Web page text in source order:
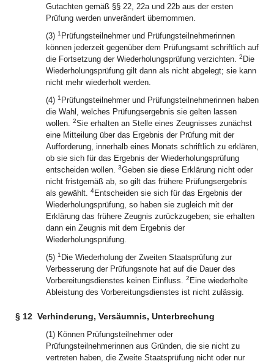
Gutachten gemäß §§ 22, 22a und 22b aus der ersten
Prüfung werden unverändert übernommen.
(3) 1 Prüfungsteilnehmer und Prüfungsteilnehmerinnen
können jederzeit gegenüber dem Prüfungsamt schriftlich auf
die Fortsetzung der Wiederholungsprüfung verzichten. 2 Die
Wiederholungsprüfung gilt dann als nicht abgelegt; sie kann
nicht mehr wiederholt werden.
(4) 1 Prüfungsteilnehmer und Prüfungsteilnehmerinnen haben
die Wahl, welches Prüfungsergebnis sie gelten lassen
wollen. 2Sie erhalten an Stelle eines Zeugnisses zunächst
eine Mitteilung über das Ergebnis der Prüfung mit der
Aufforderung, innerhalb eines Monats schriftlich zu erklären,
ob sie sich für das Ergebnis der Wiederholungsprüfung
entscheiden wollen. 3Geben sie diese Erklärung nicht oder
nicht fristgemäß ab, so gilt das frühere Prüfungsergebnis
als gewählt. 4Entscheiden sie sich für das Ergebnis der
Wiederholungsprüfung, so haben sie zugleich mit der
Erklärung das frühere Zeugnis zurückzugeben; sie erhalten
dann ein Zeugnis mit dem Ergebnis der
Wiederholungsprüfung.
(5) 1 Die Wiederholung der Zweiten Staatsprüfung zur
Verbesserung der Prüfungsnote hat auf die Dauer des
Vorbereitungsdienstes keinen Einfluss. 2 Eine wiederholte
Ableistung des Vorbereitungsdienstes ist nicht zulässig.
§ 12 Verhinderung, Versäumnis, Unterbrechung
(1) Können Prüfungsteilnehmer oder
Prüfungsteilnehmerinnen aus Gründen, die sie nicht zu
vertreten haben, die Zweite Staatsprüfung nicht oder nur